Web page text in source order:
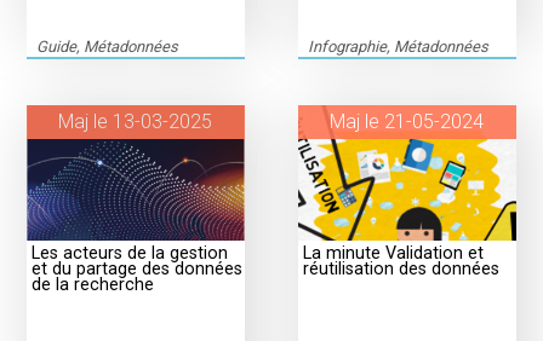
Guide, Métadonnées Infographie, Métadonnées
Maj le 13-03-2025
Les acteurs de la gestion
et du partage des données
de la recherche
Maj le 21-05-2024
La minute Validation et
réutilisation des données